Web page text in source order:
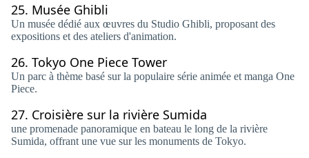
25. Musée Ghibli
Un musée dédié aux œuvres du Studio Ghibli, proposant des
expositions et des ateliers d'animation.
26. Tokyo One Piece Tower
Un parc à thème basé sur la populaire série animée et manga One
Piece.
27. Croisière sur la rivière Sumida
une promenade panoramique en bateau le long de la rivière
Sumida, offrant une vue sur les monuments de Tokyo.